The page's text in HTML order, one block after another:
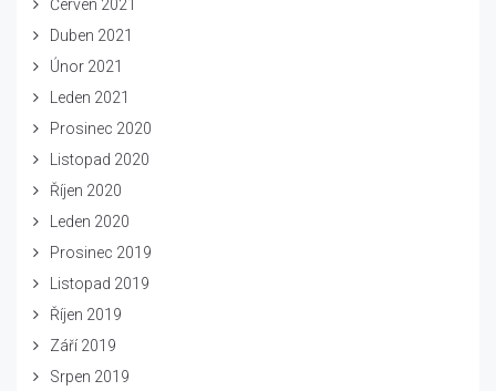
Červen 2021
Duben 2021
Únor 2021
Leden 2021
Prosinec 2020
Listopad 2020
Říjen 2020
Leden 2020
Prosinec 2019
Listopad 2019
Říjen 2019
Září 2019
Srpen 2019